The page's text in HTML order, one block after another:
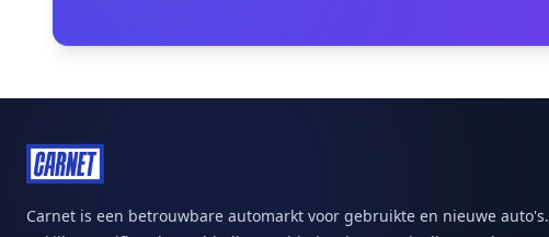
Carnet is een betrouwbare automarkt voor gebruikte en nieuwe auto's.